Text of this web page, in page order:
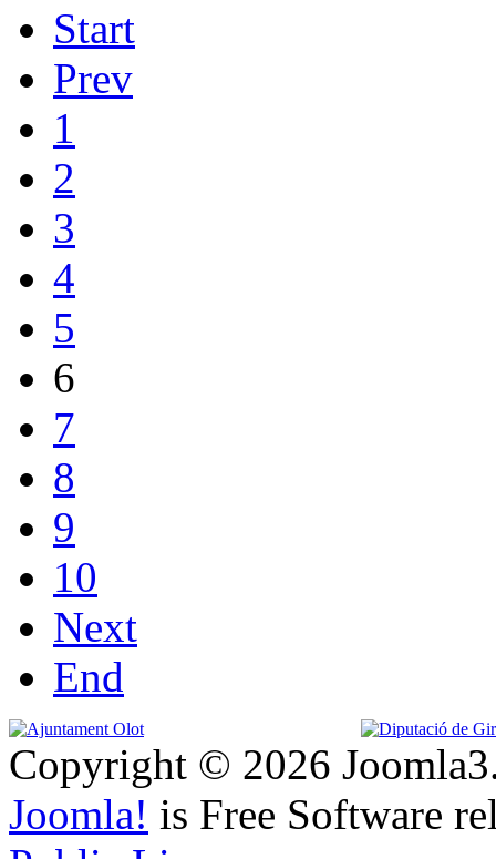
Start
Prev
1
2
3
4
5
6
7
8
9
10
Next
End
Copyright © 2026
Joomla! is Free Software